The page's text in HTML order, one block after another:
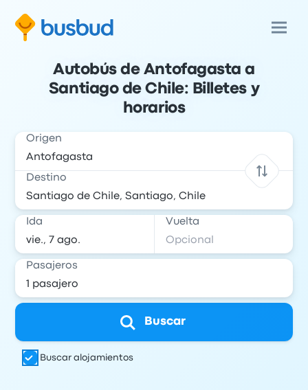
Autobús de Antofagasta a
Santiago de Chile: Billetes y
horarios
Origen
Destino
Ida Vuelta
Pasajeros
Buscar
Buscar alojamientos